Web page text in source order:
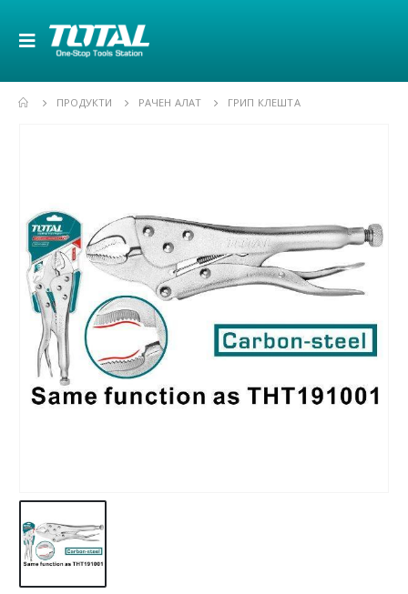
ПРОДУКТИ РАЧЕН АЛАТ ГРИП КЛЕШТА